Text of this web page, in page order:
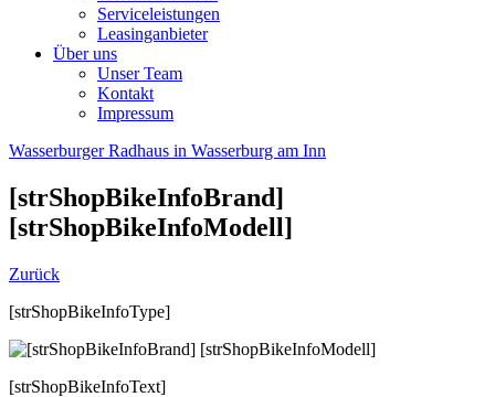
Serviceleistungen
Leasinganbieter
Über uns
Unser Team
Kontakt
Impressum
Wasserburger Radhaus in Wasserburg am Inn
[strShopBikeInfoBrand]
[strShopBikeInfoModell]
Zurück
[strShopBikeInfoType]
[strShopBikeInfoText]